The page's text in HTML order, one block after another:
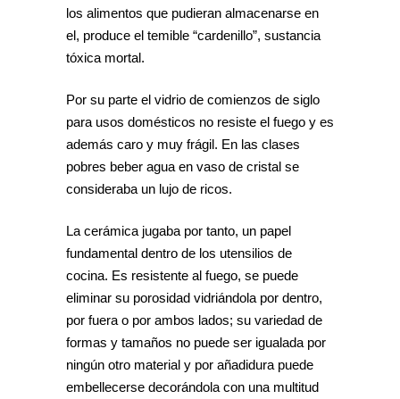
los alimentos que pudieran almacenarse en
el, produce el temible “cardenillo”, sustancia
tóxica mortal.
Por su parte el vidrio de comienzos de siglo
para usos domésticos no resiste el fuego y es
además caro y muy frágil. En las clases
pobres beber agua en vaso de cristal se
consideraba un lujo de ricos.
La cerámica jugaba por tanto, un papel
fundamental dentro de los utensilios de
cocina. Es resistente al fuego, se puede
eliminar su porosidad vidriándola por dentro,
por fuera o por ambos lados; su variedad de
formas y tamaños no puede ser igualada por
ningún otro material y por añadidura puede
embellecerse decorándola con una multitud